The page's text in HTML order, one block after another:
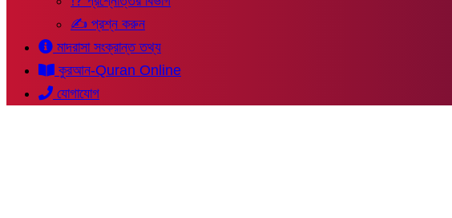
✍ প্রশ্ন করুন
মাদরাসা সংক্রান্ত তথ্য
কুরআন-Quran Online
যোগাযোগ